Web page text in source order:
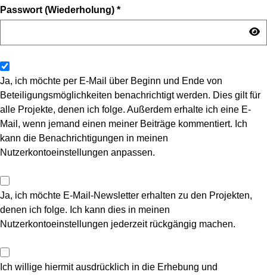
Passwort (Wiederholung) *
Ja, ich möchte per E-Mail über Beginn und Ende von
Beteiligungsmöglichkeiten benachrichtigt werden. Dies gilt für
alle Projekte, denen ich folge. Außerdem erhalte ich eine E-
Mail, wenn jemand einen meiner Beiträge kommentiert. Ich
kann die Benachrichtigungen in meinen
Nutzerkontoeinstellungen anpassen.
Ja, ich möchte E-Mail-Newsletter erhalten zu den Projekten,
denen ich folge. Ich kann dies in meinen
Nutzerkontoeinstellungen jederzeit rückgängig machen.
Ich willige hiermit ausdrücklich in die Erhebung und